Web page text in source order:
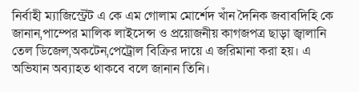
নির্বাহী ম্যাজিস্ট্রেট এ কে এম গোলাম মোর্শেদ খাঁন দৈনিক জবাবদিহি কে
জানান,পাম্পের মালিক লাইসেন্স ও প্রয়োজনীয় কাগজপত্র ছাড়া জ্বালানি
তেল ডিজেল,অকটেন,পেট্রোল বিক্রির দায়ে এ জরিমানা করা হয়। এ
অভিযান অব্যাহত থাকবে বলে জানান তিনি।